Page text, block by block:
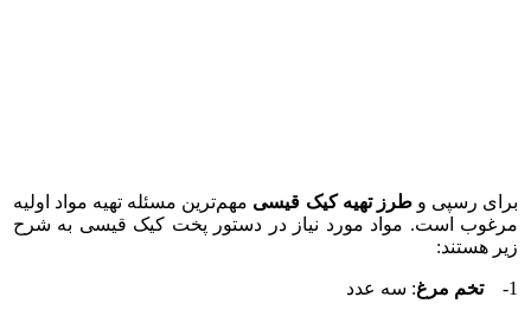
برای رسپی وطرز تهیه کیک قیسی مهم‌ترین مسئله تهیه مواد اولیه
مرغوب است. مواد مورد نیاز در دستور پخت کیک قیسی به شرح
زیر هستند:
1- تخم مرغ: سه عدد